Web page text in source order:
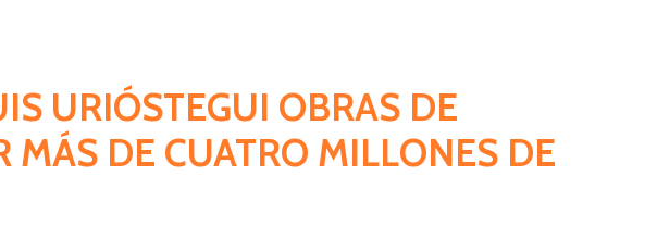
URIÓSTEGUI OBRAS DE
DE CUATRO MILLONES DE